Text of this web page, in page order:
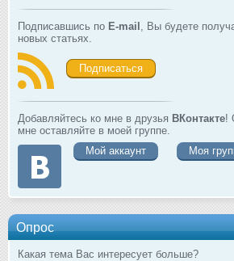
Подписавшись по E-mail
, Вы будете
новых статьях.
Подписаться
Добавляйтесь ко мне в друзья ВКонтакте!
мне оставляйте в моей группе.
Мой аккаунт
Моя
Опрос
Какая тема Вас интересует больше?